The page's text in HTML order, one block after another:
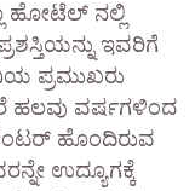
ಹೋಟೆಲ್ ನಲ್ಲಿ
ಇವರಿಗೆ
ಪ್ರಮುಖರು
ಹಲವು ವರ್ಷಗಳಿಂದ
ಹೊಂದಿರುವ
ಉದ್ಯೂಗಕ್ಕೆ